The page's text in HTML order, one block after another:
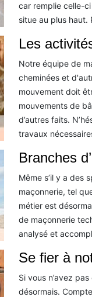
car remplie celle-
situe au plus haut.
Les
Notre équipe de
cheminées et
mouvement doit
mouvements de
d’autres faits.
travaux
Branches
Même s’il y a des
maçonnerie, tel
métier est
de maçonnerie
analysé et
Se fier à
Si vous n’avez
désormais.